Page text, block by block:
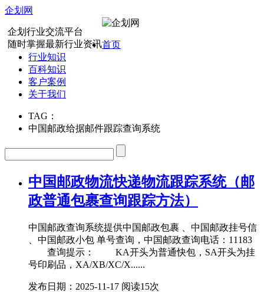
企划网
企划行业交流平台
随时掌握最新行业资讯首页
行业知识
百科知识
客户案例
关于我们
TAG：
中国邮政给据邮件跟踪查询系统
中国邮政物流快递物流跟踪系统（邮
政普通包裹查询跟踪方法）
中国邮政查询系统提供中国邮政包裹 、中国邮政挂号信
、中国邮政小包 单号查询，中国邮政查询电话：11183
查询提示： KA开头为普通快包，SA开头为挂
号印刷品，XA/XB/XC/X......
发布日期：2025-11-17 阅读15次